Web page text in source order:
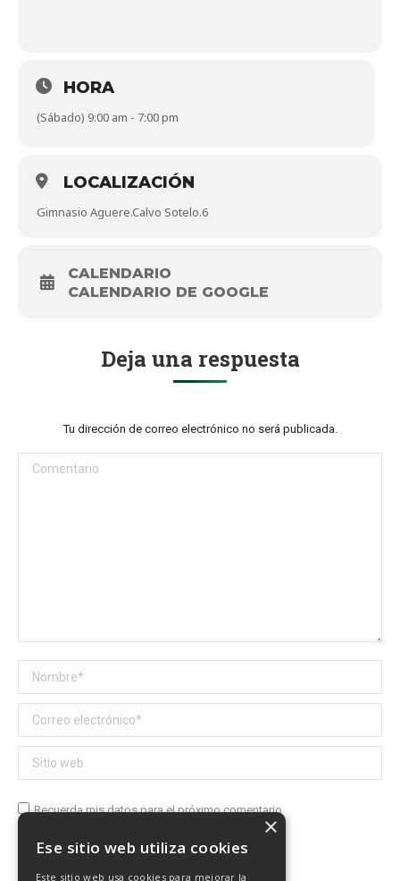
HORA
(Sábado) 9:00 am - 7:00 pm
LOCALIZACIÓN
Gimnasio Aguere.Calvo Sotelo.6
CALENDARIO
CALENDARIO DE GOOGLE
Deja una respuesta
Tu dirección de correo electrónico no será publicada.
Comentario
Nombre *
Correo electrónico *
Sitio web
Recuerda mis datos para el próximo comentario
Publicar comentario
Ese sitio web utiliza cookies
Este sitio web usa cookies para mejorar la
×